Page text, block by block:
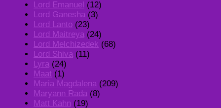
Lord Emanuel (12)
Lord Ganesha (3)
Lord Lanto (23)
Lord Maitreya (24)
Lord Melchizedek (68)
Lord Shiva (11)
Lyra (24)
Maat (1)
Maria Magdalena (209)
Maryann Rada (8)
Matt Kahn (19)